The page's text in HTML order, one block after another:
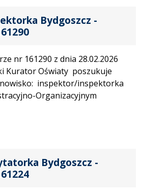
Bydgoszcz -
nr 161290 z dnia 28.02.2026
Kurator Oświaty poszukuje
inspektor/inspektorka
Organizacyjnym
Bydgoszcz -